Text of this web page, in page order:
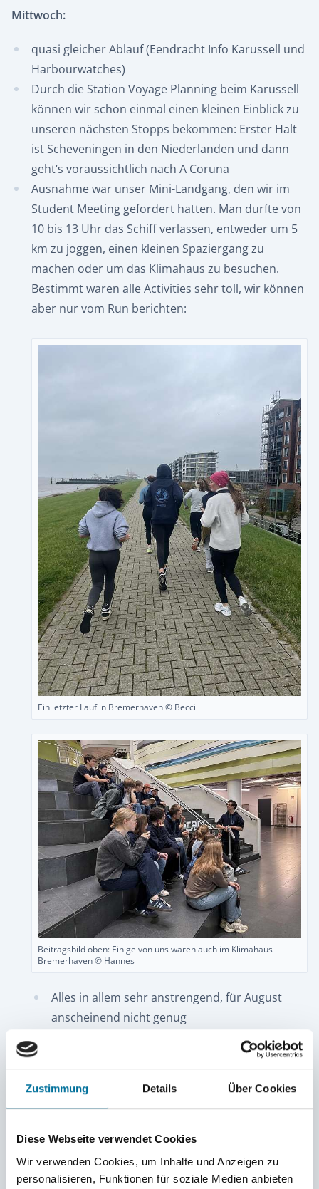
Zustimmung Details Über Cookies
Diese Webseite verwendet Cookies
Wir verwenden Cookies, um Inhalte und Anzeigen zu
personalisieren, Funktionen für soziale Medien anbieten
Mittwoch:
quasi gleicher Ablauf (Eendracht Info Karussell und
Harbourwatches)
Durch die Station Voyage Planning beim Karussell
können wir schon einmal einen kleinen Einblick zu
unseren nächsten Stopps bekommen: Erster Halt
ist Scheveningen in den Niederlanden und dann
geht‘s voraussichtlich nach A Coruna
Ausnahme war unser Mini-Landgang, den wir im
Student Meeting gefordert hatten. Man durfte von
10 bis 13 Uhr das Schiff verlassen, entweder um 5
km zu joggen, einen kleinen Spaziergang zu
machen oder um das Klimahaus zu besuchen.
Bestimmt waren alle Activities sehr toll, wir können
aber nur vom Run berichten:
Ein letzter Lauf in Bremerhaven © Becci
Beitragsbild oben: Einige von uns waren auch im Klimahaus
Bremerhaven © Hannes
Alles in allem sehr anstrengend, für August
anscheinend nicht genug
Ein kleines Workout wurde noch in der Pause
Eine supi Abwechslung zu den nächsten
:(
Dann gab‘s einige Safety Drills, da wurden die